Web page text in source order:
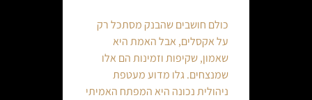
כולם חושבים שהבנק מסתכל רק
על אקסלים, אבל האמת היא
שאמון, שקיפות וזמינות הם אלו
שמנצחים. גלו מדוע מעטפת
ניהולית נכונה היא המפתח האמיתי